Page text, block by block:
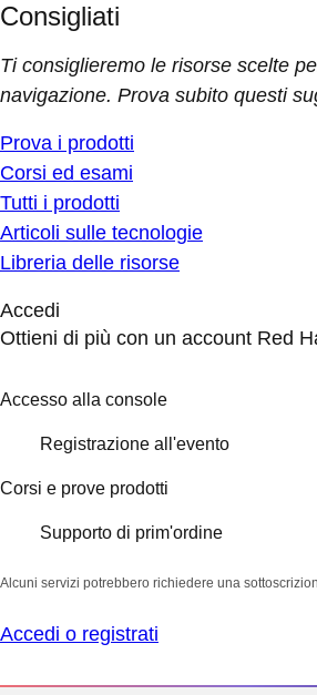
Consigliati
Ti consiglieremo le risorse scelte
navigazione. Prova subito questi
Prova i prodotti
Corsi ed esami
Tutti i prodotti
Articoli sulle tecnologie
Libreria delle risorse
Accedi
Ottieni di più con un account Red
Accesso alla console
Registrazione all'evento
Corsi e prove prodotti
Supporto di prim'ordine
Alcuni servizi potrebbero richiedere una
Accedi o registrati